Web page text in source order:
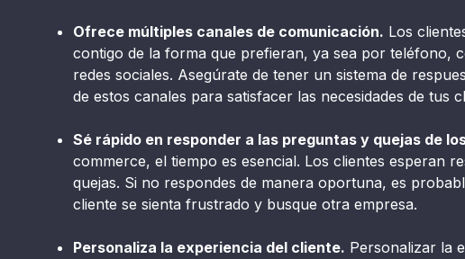
Ofrece múltiples canales de comunicación. Los
contigo de la forma que prefieran, ya sea por teléfono,
redes sociales. Asegúrate de tener un sistema de
de estos canales para satisfacer las necesidades de tus
Sé rápido en responder a las preguntas y quejas de
commerce, el tiempo es esencial. Los clientes esperan
quejas. Si no respondes de manera oportuna, es
cliente se sienta frustrado y busque otra empresa.
Personaliza la experiencia del cliente. Personalizar la